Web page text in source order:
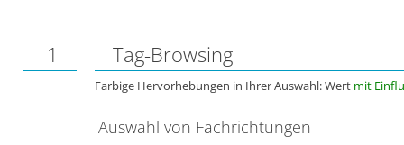
1 Tag-Browsing
Farbige Hervorhebungen in Ihrer Auswahl: Wert mit
Auswahl von Fachrichtungen